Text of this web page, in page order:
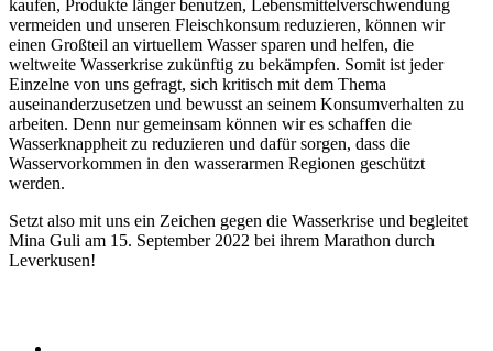
kaufen, Produkte länger benutzen, Lebensmittelverschwendung
vermeiden und unseren Fleischkonsum reduzieren, können wir
einen Großteil an virtuellem Wasser sparen und helfen, die
weltweite Wasserkrise zukünftig zu bekämpfen. Somit ist jeder
Einzelne von uns gefragt, sich kritisch mit dem Thema
auseinanderzusetzen und bewusst an seinem Konsumverhalten zu
arbeiten. Denn nur gemeinsam können wir es schaffen die
Wasserknappheit zu reduzieren und dafür sorgen, dass die
Wasservorkommen in den wasserarmen Regionen geschützt
werden.
Setzt also mit uns ein Zeichen gegen die Wasserkrise und begleitet
Mina Guli am 15. September 2022 bei ihrem Marathon durch
Leverkusen!